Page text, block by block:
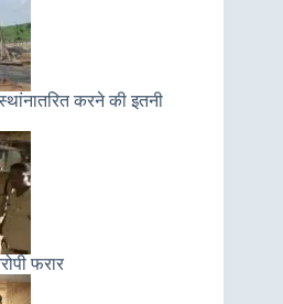
करने की इतनी
फरार